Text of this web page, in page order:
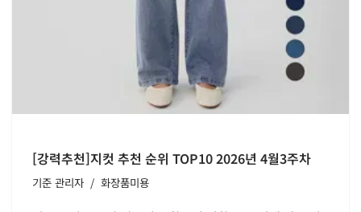
[강력추천]지컷 추천 순위 TOP10 2026년 4월3주차
기준 관리자 화장품미용